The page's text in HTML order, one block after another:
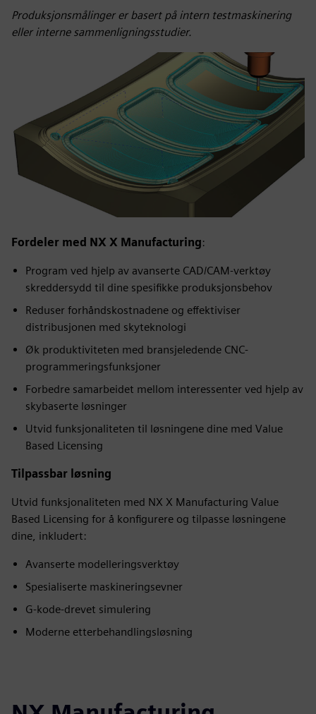
Produksjonsmålinger er basert på intern testmaskinering
eller interne sammenligningsstudier.
Fordeler med NX X Manufacturing:
Program ved hjelp av avanserte CAD/CAM-verktøy
skreddersydd til dine spesifikke produksjonsbehov
Reduser forhåndskostnadene og effektiviser
distribusjonen med skyteknologi
Øk produktiviteten med bransjeledende CNC-
programmeringsfunksjoner
Forbedre samarbeidet mellom interessenter ved hjelp av
skybaserte løsninger
Utvid funksjonaliteten til løsningene dine med Value
Based Licensing
Tilpassbar løsning
Utvid funksjonaliteten med NX X Manufacturing Value
Based Licensing for å konfigurere og tilpasse løsningene
dine, inkludert:
Avanserte modelleringsverktøy
Spesialiserte maskineringsevner
G-kode-drevet simulering
Moderne etterbehandlingsløsning